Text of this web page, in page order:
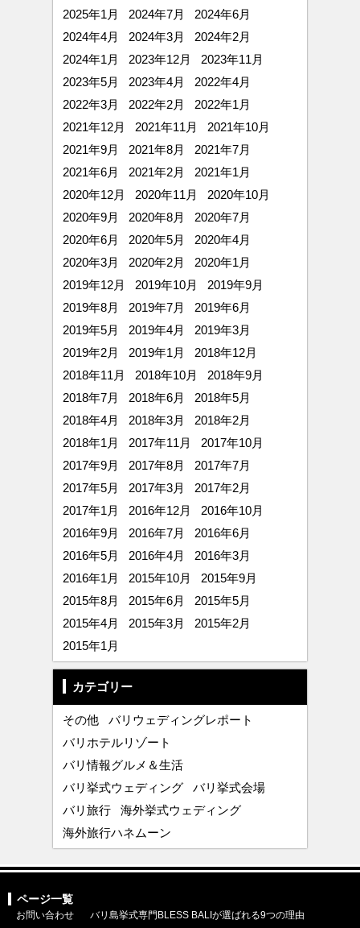
2025年1月
2024年7月
2024年6月
2024年4月
2024年3月
2024年2月
2024年1月
2023年12月
2023年11月
2023年5月
2023年4月
2022年4月
2022年3月
2022年2月
2022年1月
2021年12月
2021年11月
2021年10月
2021年9月
2021年8月
2021年7月
2021年6月
2021年2月
2021年1月
2020年12月
2020年11月
2020年10月
2020年9月
2020年8月
2020年7月
2020年6月
2020年5月
2020年4月
2020年3月
2020年2月
2020年1月
2019年12月
2019年10月
2019年9月
2019年8月
2019年7月
2019年6月
2019年5月
2019年4月
2019年3月
2019年2月
2019年1月
2018年12月
2018年11月
2018年10月
2018年9月
2018年7月
2018年6月
2018年5月
2018年4月
2018年3月
2018年2月
2018年1月
2017年11月
2017年10月
2017年9月
2017年8月
2017年7月
2017年5月
2017年3月
2017年2月
2017年1月
2016年12月
2016年10月
2016年9月
2016年7月
2016年6月
2016年5月
2016年4月
2016年3月
2016年1月
2015年10月
2015年9月
2015年8月
2015年6月
2015年5月
2015年4月
2015年3月
2015年2月
2015年1月
カテゴリー
その他
バリウェディングレポート
バリホテルリゾート
バリ情報グルメ＆生活
バリ挙式ウェディング
バリ挙式会場
バリ旅行
海外挙式ウェディング
海外旅行ハネムーン
ページ一覧
お問い合わせ バリ島挙式専門BLESS BALIが選ばれる9つの理由